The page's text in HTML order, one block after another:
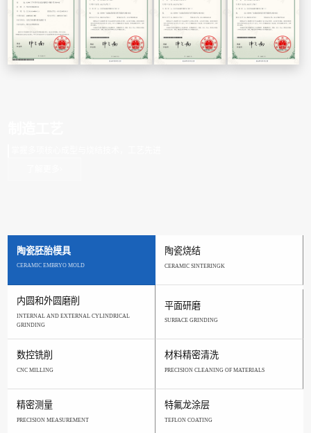
陶瓷胚胎模具
CERAMIC EMBRYO MOLD
陶瓷烧结
CERAMIC SINTERINGK
内圆和外圆磨削
INTERNAL AND EXTERNAL CYLINDRICAL
GRINDING
平面研磨
SURFACE GRINDING
数控铣削
CNC MILLING
材料精密清洗
PRECISION CLEANING OF MATERIALS
精密测量
PRECISION MEASUREMENT
特氟龙涂层
TEFLON COATING